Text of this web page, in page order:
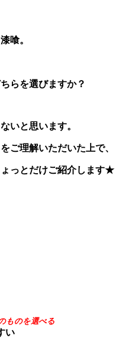
喰。
らを選びますか？
いと思います。
ご理解いただいた上で、
っとだけご紹介します★
ものを選べる
い